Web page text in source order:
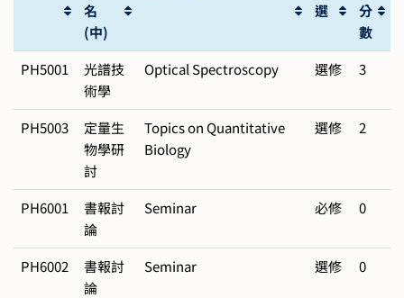
名
(中)
選
分
數
PH5001
光譜技
術學
Optical Spectroscopy 選修 3
PH5003
定量生
物學研
討
Topics on Quantitative
Biology
選修 2
PH6001
書報討
論
Seminar 必修 0
PH6002
書報討
論
Seminar 選修 0